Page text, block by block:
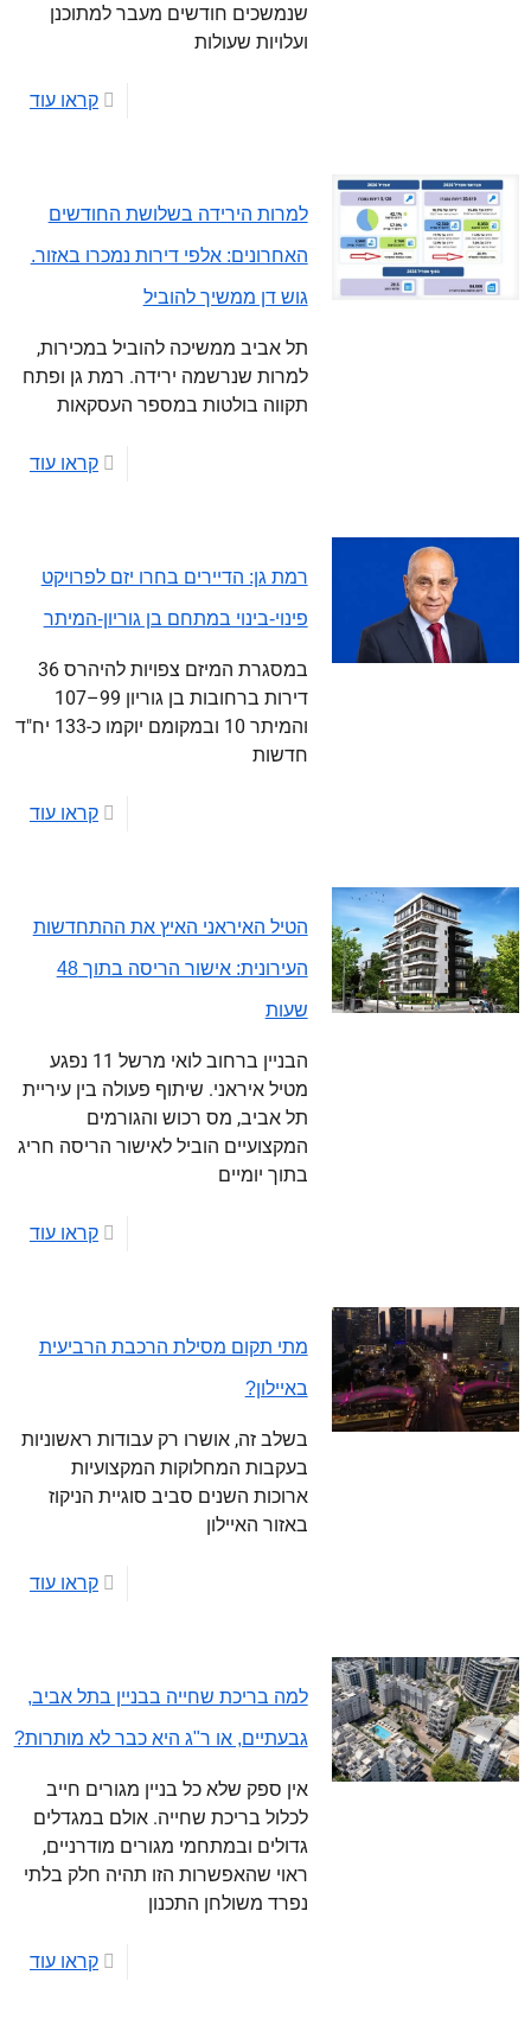
שנמשכים חודשים מעבר למתוכנן
ועלויות שעולות
קראו עוד
למרות הירידה בשלושת החודשים
האחרונים: אלפי דירות נמכרו באזור.
גוש דן ממשיך להוביל
תל אביב ממשיכה להוביל במכירות,
למרות שנרשמה ירידה. רמת גן ופתח
תקווה בולטות במספר העסקאות
קראו עוד
רמת גן: הדיירים בחרו יזם לפרויקט
פינוי-בינוי במתחם בן גוריון-המיתר
במסגרת המיזם צפויות להיהרס 36
דירות ברחובות בן גוריון 99–107
והמיתר 10 ובמקומם יוקמו כ-133 יח"ד
חדשות
קראו עוד
הטיל האיראני האיץ את ההתחדשות
העירונית: אישור הריסה בתוך 48
שעות
הבניין ברחוב לואי מרשל 11 נפגע
מטיל איראני. שיתוף פעולה בין עיריית
תל אביב, מס רכוש והגורמים
המקצועיים הוביל לאישור הריסה חריג
בתוך יומיים
קראו עוד
מתי תקום מסילת הרכבת הרביעית
באיילון?
בשלב זה, אושרו רק עבודות ראשוניות
בעקבות המחלוקות המקצועיות
ארוכות השנים סביב סוגיית הניקוז
באזור האיילון
קראו עוד
למה בריכת שחייה בבניין בתל אביב,
גבעתיים, או ר"ג היא כבר לא מותרות?
אין ספק שלא כל בניין מגורים חייב
לכלול בריכת שחייה. אולם במגדלים
גדולים ובמתחמי מגורים מודרניים,
ראוי שהאפשרות הזו תהיה חלק בלתי
נפרד משולחן התכנון
קראו עוד